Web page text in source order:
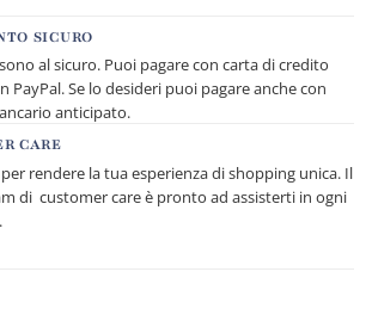
SICURO
al sicuro. Puoi pagare con carta di credito
PayPal. Se lo desideri puoi pagare anche con
anticipato.
CARE
rendere la tua esperienza di shopping unica. Il
di customer care è pronto ad assisterti in ogni